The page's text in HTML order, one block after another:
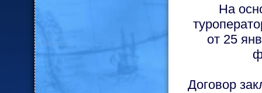
На
от 25
Договор